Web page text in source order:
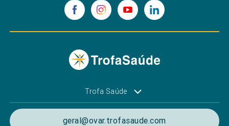
Trofa Saúde
geral@ovar.trofasaude.com